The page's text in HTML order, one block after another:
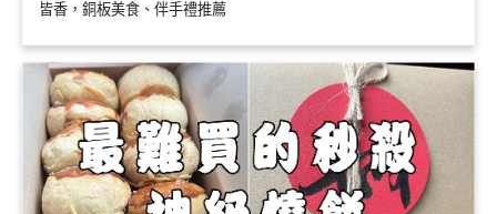
皆香，銅板美食、伴手禮推薦